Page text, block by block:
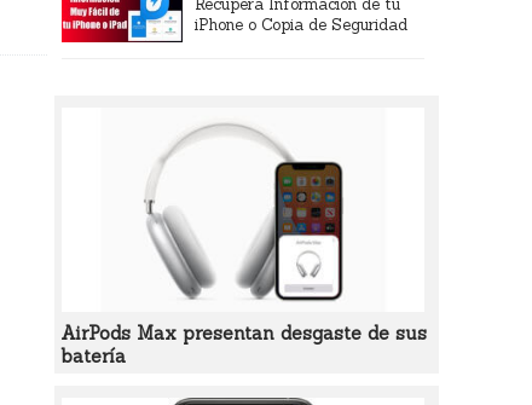
Recupera Información de tu
iPhone o Copia de Seguridad
AirPods Max presentan desgaste de sus
batería